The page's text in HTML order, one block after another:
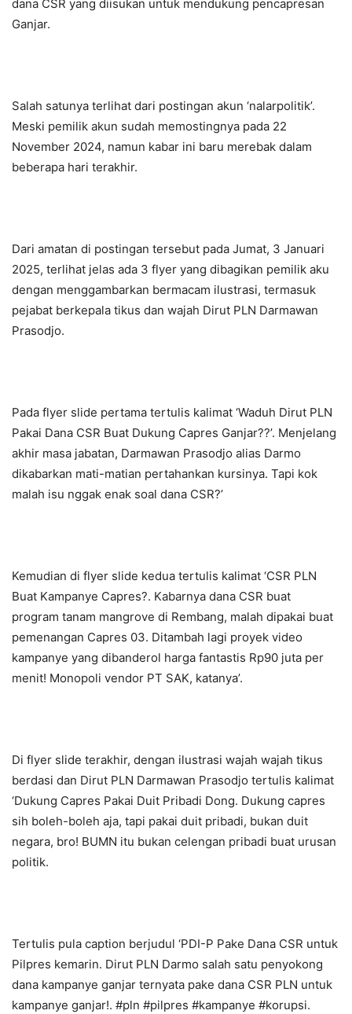
dana CSR yang diisukan untuk mendukung pencapresan
Ganjar.
Salah satunya terlihat dari postingan akun ‘nalarpolitik’.
Meski pemilik akun sudah memostingnya pada 22
November 2024, namun kabar ini baru merebak dalam
beberapa hari terakhir.
Dari amatan di postingan tersebut pada Jumat, 3 Januari
2025, terlihat jelas ada 3 flyer yang dibagikan pemilik aku
dengan menggambarkan bermacam ilustrasi, termasuk
pejabat berkepala tikus dan wajah Dirut PLN Darmawan
Prasodjo.
Pada flyer slide pertama tertulis kalimat ‘Waduh Dirut PLN
Pakai Dana CSR Buat Dukung Capres Ganjar??’. Menjelang
akhir masa jabatan, Darmawan Prasodjo alias Darmo
dikabarkan mati-matian pertahankan kursinya. Tapi kok
malah isu nggak enak soal dana CSR?’
Kemudian di flyer slide kedua tertulis kalimat ‘CSR PLN
Buat Kampanye Capres?. Kabarnya dana CSR buat
program tanam mangrove di Rembang, malah dipakai buat
pemenangan Capres 03. Ditambah lagi proyek video
kampanye yang dibanderol harga fantastis Rp90 juta per
menit! Monopoli vendor PT SAK, katanya’.
Di flyer slide terakhir, dengan ilustrasi wajah wajah tikus
berdasi dan Dirut PLN Darmawan Prasodjo tertulis kalimat
‘Dukung Capres Pakai Duit Pribadi Dong. Dukung capres
sih boleh-boleh aja, tapi pakai duit pribadi, bukan duit
negara, bro! BUMN itu bukan celengan pribadi buat urusan
politik.
Tertulis pula caption berjudul ‘PDI-P Pake Dana CSR untuk
Pilpres kemarin. Dirut PLN Darmo salah satu penyokong
dana kampanye ganjar ternyata pake dana CSR PLN untuk
kampanye ganjar!. #pln #pilpres #kampanye #korupsi.